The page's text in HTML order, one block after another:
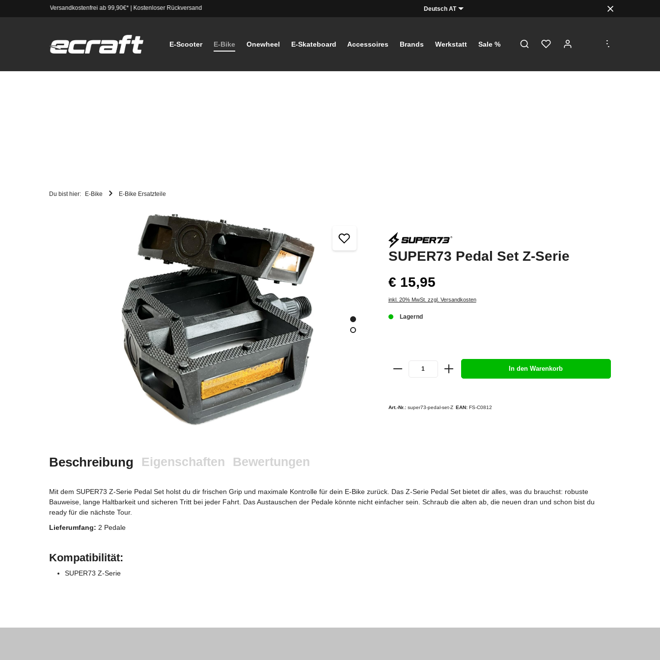
Versandkostenfrei ab 99,90€*| Kostenloser Rückversand Deutsch AT
E-Scooter E-Bike Onewheel E-Skateboard Accessoires Brands Werkstatt Sale %
...
Du bist hier: E-Bike E-Bike Ersatzteile
SUPER73 Pedal Set Z-Serie
€ 15,95
inkl. 20% MwSt. zzgl. Versandkosten
Lagernd
In den Warenkorb
Art.-Nr.: super73-pedal-set-Z EAN: FS-C0812
Beschreibung Eigenschaften Bewertungen
Mit dem SUPER73 Z-Serie Pedal Set holst du dir frischen Grip und maximale Kontrolle für dein E-Bike zurück. Das Z-Serie Pedal Set bietet dir alles, was du brauchst: robuste
Bauweise, lange Haltbarkeit und sicheren Tritt bei jeder Fahrt. Das Austauschen der Pedale könnte nicht einfacher sein. Schraub die alten ab, die neuen dran und schon bist du
ready für die nächste Tour.
Lieferumfang: 2 Pedale
Kompatibilität:
SUPER73 Z-Serie